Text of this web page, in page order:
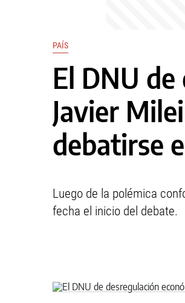
PAÍS
El DNU
Javier
debatirse
Luego de la polémica
fecha el inicio del debate.